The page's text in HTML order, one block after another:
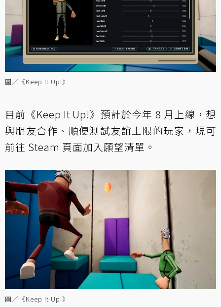
圖／《Keep It Up!》
目前《Keep It Up!》預計於今年 8 月上線，想
與朋友合作、順便測試友誼上限的玩家，現可
前往 Steam 頁面加入願望清單。
圖／《Keep It Up!》